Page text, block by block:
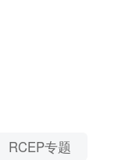
跟公司blog结合
blog，这样相当
blog，从而可
了解到更多的公
RCEP专题